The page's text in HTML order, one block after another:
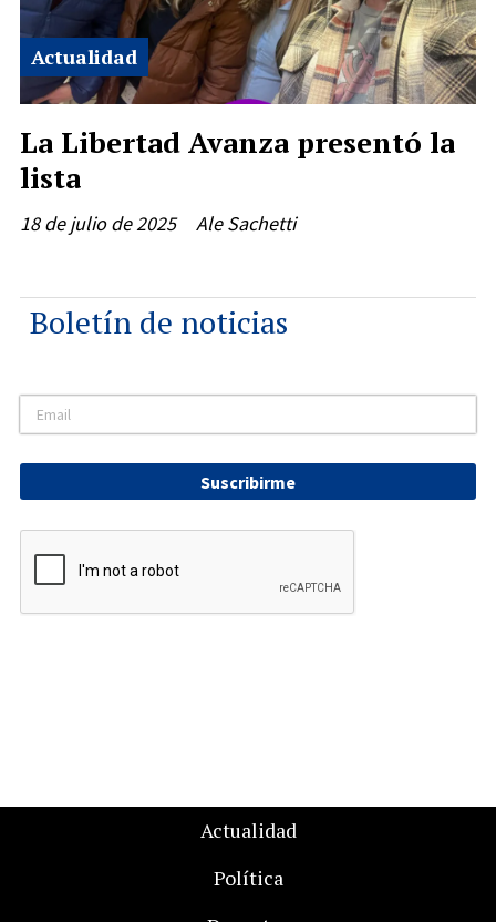
La Libertad Avanza presentó la
lista
Ale Sachetti
Actualidad
18 de julio de 2025
Boletín de noticias
Suscribirme
Actualidad
Política